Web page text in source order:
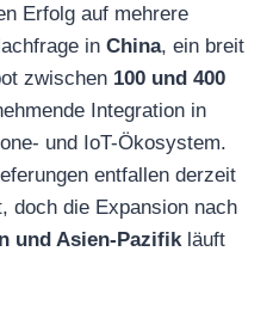
Erfolg auf mehrere
in China, ein breit
zwischen 100 und 400
Integration in
und IoT-Ökosystem.
entfallen derzeit
doch die Expansion nach
und Asien-Pazifikläuft